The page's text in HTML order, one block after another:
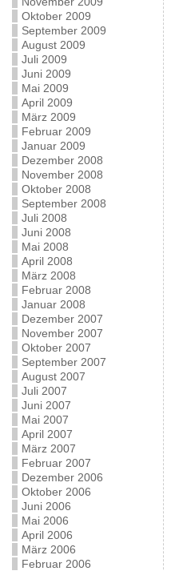
Oktober 2009
September 2009
August 2009
Juli 2009
Juni 2009
Mai 2009
April 2009
März 2009
Februar 2009
Januar 2009
Dezember 2008
November 2008
Oktober 2008
September 2008
Juli 2008
Juni 2008
Mai 2008
April 2008
März 2008
Februar 2008
Januar 2008
Dezember 2007
November 2007
Oktober 2007
September 2007
August 2007
Juli 2007
Juni 2007
Mai 2007
April 2007
März 2007
Februar 2007
Dezember 2006
Oktober 2006
Juni 2006
Mai 2006
April 2006
März 2006
Februar 2006